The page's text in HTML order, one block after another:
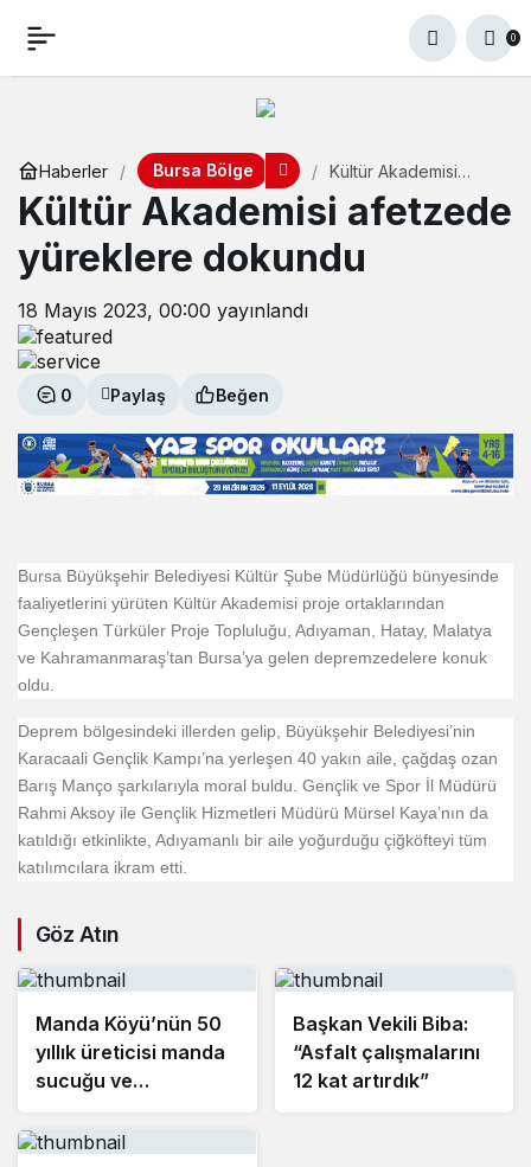
0
Haberler Bursa Bölge
Kültür Akademisi
afetzede yüreklere
dokundu
Kültür Akademisi afetzede
yüreklere dokundu
18 Mayıs 2023, 00:00 yayınlandı
0 Paylaş Beğen
Bursa Büyükşehir Belediyesi Kültür Şube Müdürlüğü bünyesinde
faaliyetlerini yürüten Kültür Akademisi proje ortaklarından
Gençleşen Türküler Proje Topluluğu, Adıyaman, Hatay, Malatya
ve Kahramanmaraş’tan Bursa’ya gelen depremzedelere konuk
oldu.
Deprem bölgesindeki illerden gelip, Büyükşehir Belediyesi’nin
Karacaali Gençlik Kampı’na yerleşen 40 yakın aile, çağdaş ozan
Barış Manço şarkılarıyla moral buldu. Gençlik ve Spor İl Müdürü
Rahmi Aksoy ile Gençlik Hizmetleri Müdürü Mürsel Kaya’nın da
katıldığı etkinlikte, Adıyamanlı bir aile yoğurduğu çiğköfteyi tüm
katılımcılara ikram etti.
Göz Atın
Manda Köyü’nün 50
yıllık üreticisi manda
sucuğu ve
oluşturdu
Başkan Vekili Biba:
“Asfalt çalışmalarını
12 kat artırdık”